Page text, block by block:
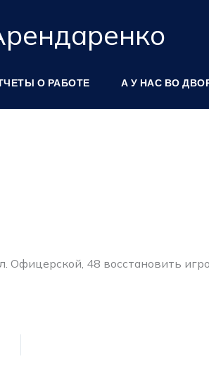
О РАБОТЕ А У НАС ВО
48 восстановить